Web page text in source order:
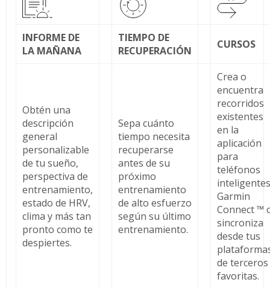
INFORME DE
LA MAÑANA
TIEMPO DE
RECUPERACIÓN
CURSOS
Obtén una
descripción
general
personalizable
de tu sueño,
perspectiva de
entrenamiento,
estado de HRV,
clima y más tan
pronto como te
despiertes.
Sepa cuánto
tiempo necesita
recuperarse
antes de su
próximo
entrenamiento
de alto esfuerzo
según su último
entrenamiento.
Crea o
encuentra
recorridos
existentes
en la
aplicación
para
teléfonos
inteligentes
Garmin
Connect ™
sincroniza
desde tus
de terceros
favoritas.